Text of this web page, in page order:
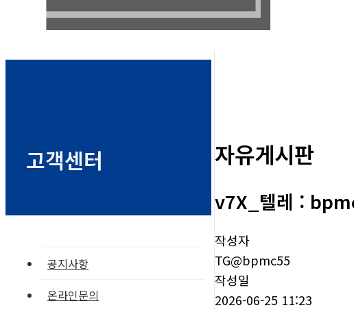
고객센터
공지사항
온라인문의
자유게시판
v7X_텔레 :
작성자
TG@bpmc55
작성일
2026-06-25 11:23